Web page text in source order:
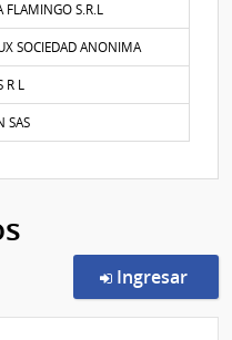
FLAMINGO S.R.L
SOCIEDAD ANONIMA
R L
SAS
Ingresar